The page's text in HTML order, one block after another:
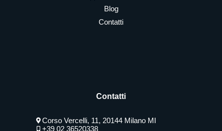
Blog
Contatti
Contatti
Corso Vercelli, 11, 20144 Milano MI
+39 02 36520338